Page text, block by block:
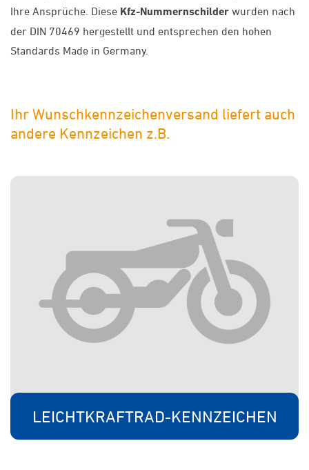
Ihre Ansprüche. Diese Kfz-Nummernschilder wurden nach
der DIN 70469 hergestellt und entsprechen den hohen
Standards Made in Germany.
Ihr Wunschkennzeichenversand liefert auch
andere Kennzeichen z.B.
LEICHTKRAFTRAD-KENNZEICHEN